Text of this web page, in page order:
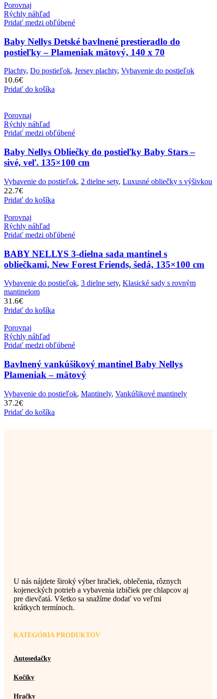
Porovnaj
Rýchly náhľad
Pridať medzi obľúbené
Baby Nellys Detské bavlnené prestieradlo do
postieľky – Plameniak mätový, 140 x 70
Plachty, Do postieľok, Jersey plachty, Vybavenie do postieľok
10.6€
Pridať do košíka
Porovnaj
Rýchly náhľad
Pridať medzi obľúbené
Baby Nellys Obliečky do postieľky Baby Stars –
sivé, veľ. 135×100 cm
Vybavenie do postieľok, 2 dielne sety, Luxusné obliečky s výšivkou
22.7€
Pridať do košíka
Porovnaj
Rýchly náhľad
Pridať medzi obľúbené
BABY NELLYS 3-dielna sada mantinel s
obliečkami, New Forest Friends, šedá, 135×100 cm
Vybavenie do postieľok, 3 dielne sety, Klasické sady s rovným
mantinelom
31.6€
Pridať do košíka
Porovnaj
Rýchly náhľad
Pridať medzi obľúbené
Bavlnený vankúšikový mantinel Baby Nellys
Plameniak – mätový
Vybavenie do postieľok, Mantinely, Vankúšikové mantinely
37.2€
Pridať do košíka
U nás nájdete široký výber hračiek, oblečenia, rôznych
kojeneckých potrieb a vybavenia izbičiek pre chlapcov aj
pre dievčatá. Všetko sa snažíme dodať vo veľmi
krátkych termínoch.
KATEGÓRIA PRODUKTOV
Autosedačky
Kočíky
Hračky